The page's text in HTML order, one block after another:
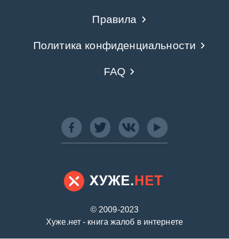
© 2009-2023
Хуже.нет - книга жалоб в интернете
Правила
Политика конфиденциальности
FAQ